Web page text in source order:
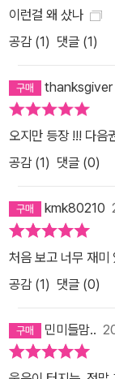
방법이라고는 영상
만 제대로 책을 읽어
주먹을 올려놓았다.
돌이 형체를 알 수
르며 환호성을 질렀
어서서 도전할 줄 아
기 싫어서 일부러
두 아이가 구사하는
은 약점을 가리는 동
의 방법이 되기도 한
체적인 캐릭터들이
정해 준 일상에서 벗
로 개척해 가고 싶은
이런걸 왜 샀나
공감 (1) 댓글 (1)
thanksgiver
오지만 등장 !!! 다음
공감 (1) 댓글 (0)
kmk80210
처음 보고 너무 재
공감 (1) 댓글 (0)
민미들맘..